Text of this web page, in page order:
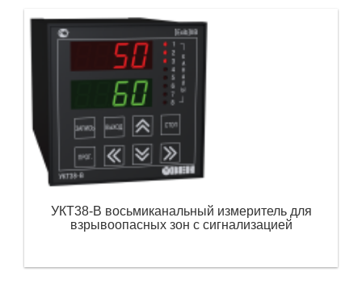
УКТ38-В восьмиканальный измеритель для
взрывоопасных зон с сигнализацией